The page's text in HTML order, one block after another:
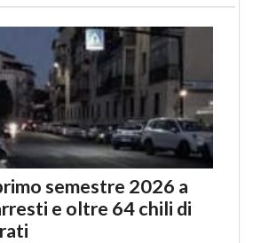
semestre 2026 a
e oltre 64 chili di